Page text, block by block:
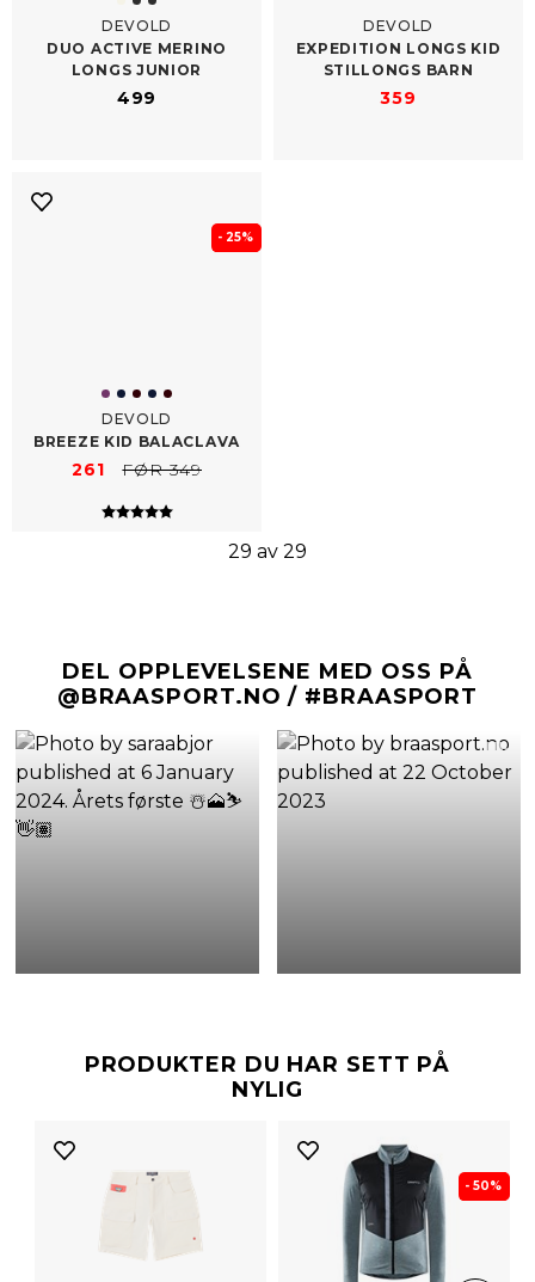
DEVOLD
DUO ACTIVE MERINO
LONGS JUNIOR
499
DEVOLD
EXPEDITION LONGS KID
STILLONGS BARN
359
- 25%
DEVOLD
BREEZE KID BALACLAVA
261 FØR 349
Karakter:
5.0 av 5 mulige
29 av 29
DEL OPPLEVELSENE MED OSS PÅ
@BRAASPORT.NO / #BRAASPORT
PRODUKTER DU HAR SETT PÅ
NYLIG
- 50%